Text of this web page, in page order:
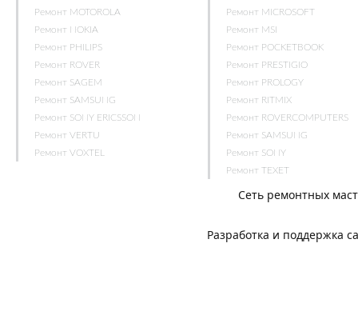
Ремонт MOTOROLA
Ремонт NOKIA
Ремонт PHILIPS
Ремонт ROVER
Ремонт SAGEM
Ремонт SAMSUNG
Ремонт SONY ERICSSON
Ремонт VERTU
Ремонт VOXTEL
Ремонт MICROSOFT
Ремонт MSI
Ремонт POCKETBOOK
Ремонт PRESTIGIO
Ремонт PROLOGY
Ремонт RITMIX
Ремонт ROVERCOMPUTERS
Ремонт SAMSUNG
Ремонт SONY
Ремонт TEXET
Сеть ремонтных
Разработка и поддержка